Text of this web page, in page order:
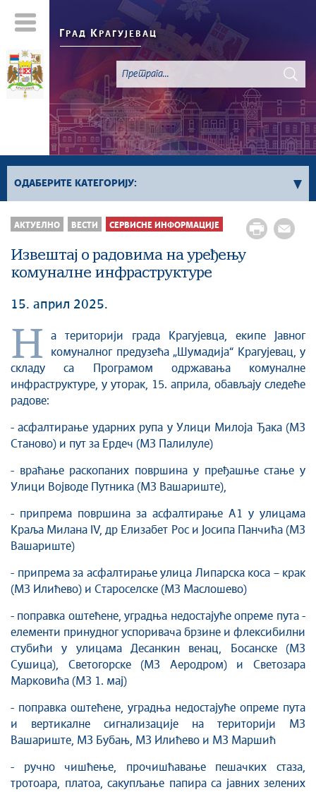
Г РАД К РАГУЈЕВАЦ
ОДАБЕРИТЕ КАТЕГОРИЈУ:
Све вести
Сервисне Информације
Генерално
Односи са јавношћу
Здравство
Социјална заштита
Спорт
Седнице Градског већа
Седнице Скупштине
Туризам
Екологија
НВО
Међународна сарадња
Избори
Образовање
Савет за координацију послова безбедности
саобраћаја
Људска и мањинска права
АКТУЕЛНО ВЕСТИ СЕРВИСНЕ ИНФОРМАЦИЈЕ
Извештај о радовима на уређењу
комуналне инфраструктуре
15. април 2025.
Н
а територији града Крагујевца, екипе Јавног
комуналног предузећа „Шумадија“ Крагујевац, у
складу са Програмом одржавања комуналне
инфраструктуре, у уторак, 15. априла, обављају следеће
радове:
- асфалтирање ударних рупа у Улици Милоја Ђака (МЗ
Станово) и пут за Ердеч (МЗ Палилуле)
- враћање раскопаних површина у пређашње стање у
Улици Војводе Путника (МЗ Вашариште),
- припрема површина за асфалтирање А1 у улицама
Краља Милана IV, др Елизабет Рос и Јосипа Панчића (МЗ
Вашариште)
- припрема за асфалтирање улица Липарска коса – крак
(МЗ Илићево) и Староселске (МЗ Маслошево)
- поправка оштећене, уградња недостајуће опреме пута -
елементи принудног успоривача брзине и флексибилни
стубићи у улицама Десанкин венац, Босанске (МЗ
Сушица), Светогорске (МЗ Аеродром) и Светозара
Марковића (МЗ 1. мај)
- поправка оштећене, уградња недостајуће опреме пута
и вертикалне сигнализацијe на територији МЗ
Вашариште, МЗ Бубањ, МЗ Илићево и МЗ Маршић
- ручно чишћење, прочишћавање пешачких стаза,
тротоара, платоа, сакупљање папира са јавних зелених